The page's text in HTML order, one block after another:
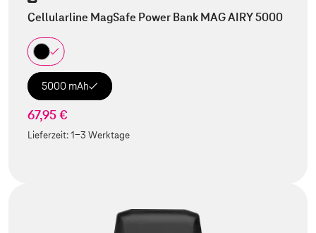
Cellularline MagSafe Power Bank MAG AIRY 5000
5000 mAh
67,95 €
Lieferzeit:1-3 Werktage